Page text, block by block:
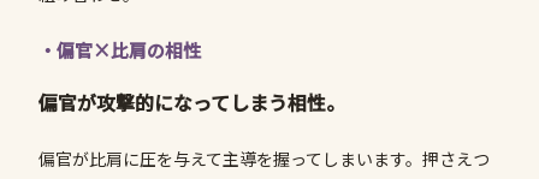
・偏官×比肩の相性
偏官が攻撃的になってしまう相性。
偏官が比肩に圧を与えて主導を握ってしまいます。押さえつ